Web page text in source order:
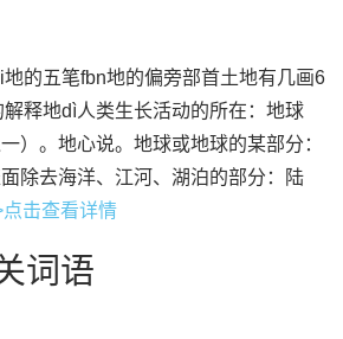
的五笔fbn地的偏旁部首土地有几画6
释地dì人类生长活动的所在：地球
）。地心说。地球或地球的某部分：
除去海洋、江河、湖泊的部分：陆
点击查看详情
词语